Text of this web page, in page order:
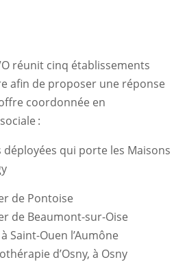
réunit cinq établissements
afin de proposer une réponse
coordonnée en
:
déployées qui porte les Maisons
de Pontoise
de Beaumont-sur-Oise
Saint-Ouen l’Aumône
d’Osny, à Osny